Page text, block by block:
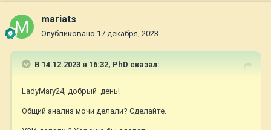
mariats
Опубликовано 17 декабря, 2023
В 14.12.2023 в 16:32, PhD сказал:
LadyMary24, добрый день!
Общий анализ мочи делали? Сделайте.